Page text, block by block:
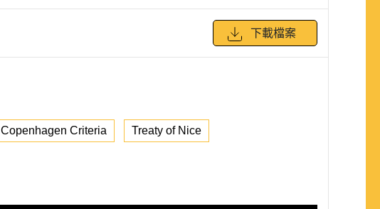
下載檔案
Copenhagen Criteria Treaty of Nice